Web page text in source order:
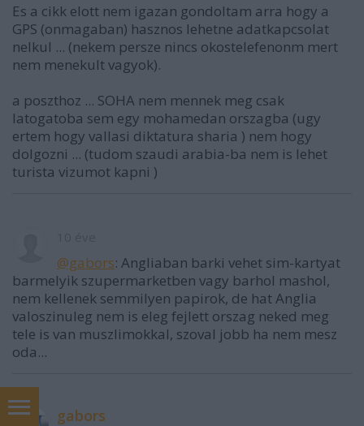
Es a cikk elott nem igazan gondoltam arra hogy a
GPS (onmagaban) hasznos lehetne adatkapcsolat
nelkul ... (nekem persze nincs okostelefenonm mert
nem menekult vagyok).
a poszthoz ... SOHA nem mennek meg csak
latogatoba sem egy mohamedan orszagba (ugy
ertem hogy vallasi diktatura sharia ) nem hogy
dolgozni ... (tudom szaudi arabia-ba nem is lehet
turista vizumot kapni )
@gabors: Angliaban barki vehet sim-kartyat
barmelyik szupermarketben vagy barhol mashol,
nem kellenek semmilyen papirok, de hat Anglia
valoszinuleg nem is eleg fejlett orszag neked meg
tele is van muszlimokkal, szoval jobb ha nem mesz
oda...
gabors